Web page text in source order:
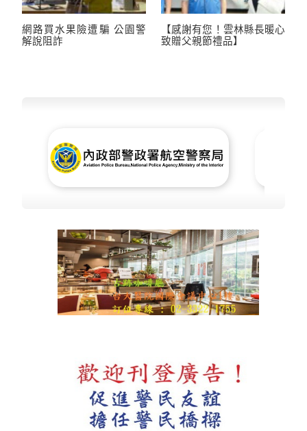
網路買水果險遭騙 公園警
解說阻詐
【感謝有您！雲林縣長暖心
致贈父親節禮品】